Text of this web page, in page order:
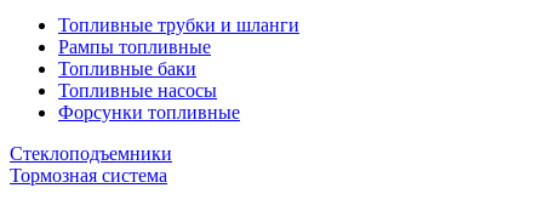
Топливные трубки и шланги
Рампы топливные
Топливные баки
Топливные насосы
Форсунки топливные
Стеклоподъемники
Тормозная система